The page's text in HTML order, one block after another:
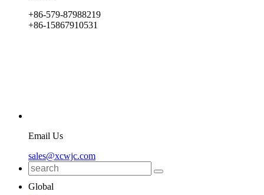
+86-579-87988219
+86-15867910531
Email Us
sales@xcwjc.com
Global